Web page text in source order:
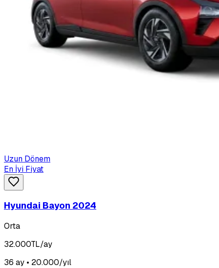
Uzun Dönem
En İyi Fiyat
Hyundai Bayon 2024
Orta
32.000TL/ay
36 ay • 20.000/yıl